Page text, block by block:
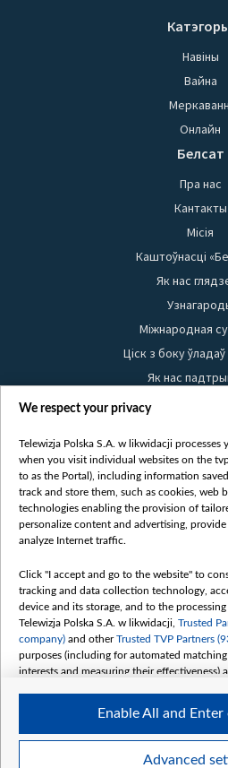
Навіны
Вайна
Онлайн
Белсат
Пра нас
Кантакты
Місія
Каштоўнасці
Як нас
Міжнародная
Ціск з боку ўладаў
Як нас
Правілы
Бяспека
Youtube
Белсат
Белсат
Жэстачайшы
Belsat
Biełsat PL
Белсат
Белсат
Белсат
Белсат
My
We respect your privacy
Telewizja Polska S.A. w likwidacji processes
when you visit individual websites on the
to as the Portal), including information
track and store them, such as cookies, web
technologies enabling the provision of
personalize content and advertising,
analyze Internet traffic.
Click "I accept and go to the website" to
tracking and data collection technology,
device and its storage, and to the
Telewizja Polska S.A. w likwidacji, Trusted
company) and otherTrusted TVP Partners
purposes (including for automated
interests and measuring their effectiveness)
The purposes of processing your data by
follows:
Advanced
Enable All and